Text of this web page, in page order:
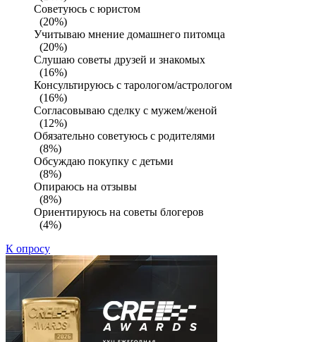
Советуюсь с юристом
(20%)
Учитываю мнение домашнего питомца
(20%)
Слушаю советы друзей и знакомых
(16%)
Консультируюсь с тарологом/астрологом
(16%)
Согласовываю сделку с мужем/женой
(12%)
Обязательно советуюсь с родителями
(8%)
Обсуждаю покупку с детьми
(8%)
Опираюсь на отзывы
(8%)
Ориентируюсь на советы блогеров
(4%)
К опросу